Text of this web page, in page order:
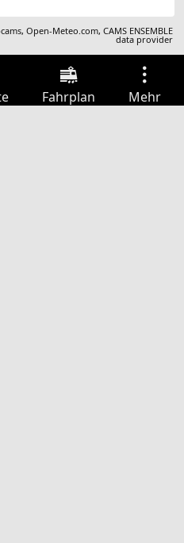
,Open-Meteo.com,CAMS ENSEMBLE
data provider
Fahrplan Mehr